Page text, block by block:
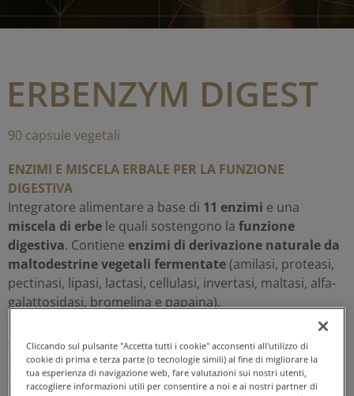
ERBENZYM DIGEST
90 capsule vegetali
ENZIMI E MISCELA ERBALE PER LA FUNZIONE
DIGESTIVA
Integratore alimentare a base di 11 enzimi e una
miscela di erbe le quali sostengono la funzione
digestiva. Contiene enzimi di derivazione naturale da
maltodestrine vegetali fermentate(amilasi, proteasi,
pectinasi, lipasi, lactasi, cellulasi, invertasi, maltasi, alfa-
galattosidasi, bromelina e papaina).
Apporta inoltre frutti diCumino(Cuminum cyminum
estratto secco di semi (4:1) diFinocchio(Foeniculum
vulgareMill.), fiori diCamomilla(Matricaria
Cliccando sul pulsante "Accetta tutti i cookie" acconsenti all'utilizzo di
cookie di prima e terza parte (o tecnologie simili) al fine di migliorare la
tua esperienza di navigazione web, fare valutazioni sui nostri utenti,
raccogliere informazioni utili per consentire a noi e ai nostri partner di